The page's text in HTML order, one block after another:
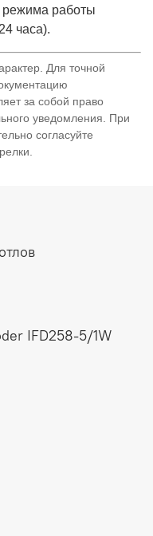
режима работы
часа).
Для точной
за собой право
уведомления. При
согласуйте
IFD258-5/1W